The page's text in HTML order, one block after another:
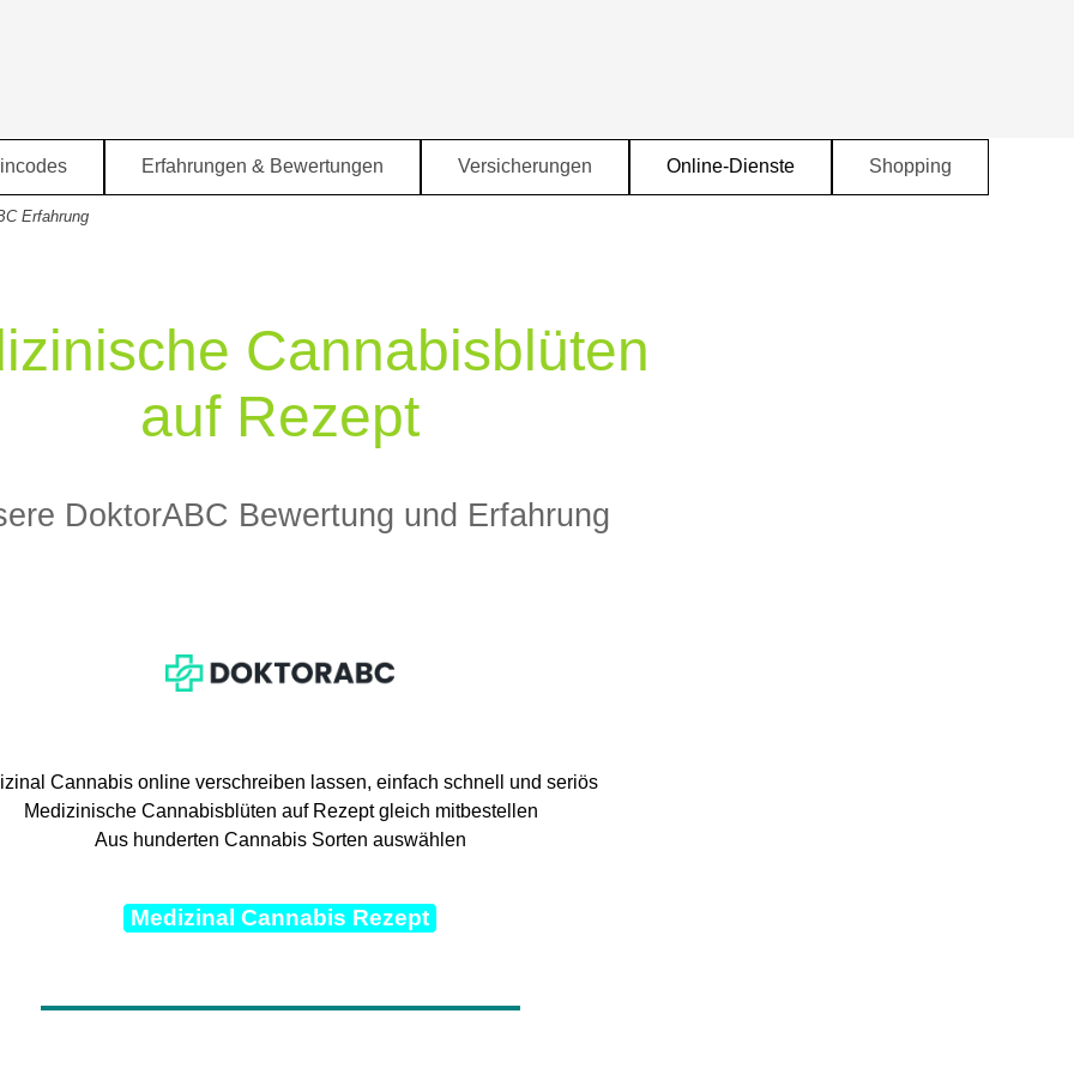
▼Erfahrungen & Bewertungen ▼
Versicherungen ▼Online-Dienste Shopping
Erfahrung
Cannabisblüten
auf Rezept
DoktorABC Bewertung und Erfahrung
Cannabis online verschreiben lassen, einfach schnell und seriös
Medizinische Cannabisblüten auf Rezept gleich mitbestellen
Aus hunderten Cannabis Sorten auswählen
Medizinal Cannabis Rezept